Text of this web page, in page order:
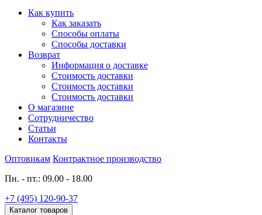
Как купить
Как заказать
Способы оплаты
Способы доставки
Возврат
Информация о доставке
Стоимость доставки
Стоимость доставки
Стоимость доставки
О магазине
Сотрудничество
Статьи
Контакты
Оптовикам Контрактное производство
Пн. - пт.: 09.00 - 18.00
+7 (495) 120-90-37
Каталог товаров